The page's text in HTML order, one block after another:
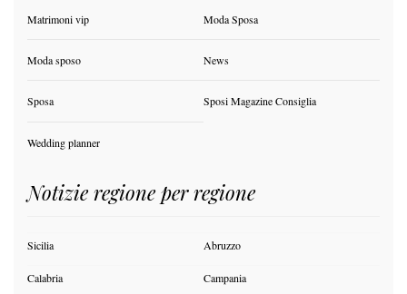
Matrimoni vip Moda Sposa
Moda sposo News
Sposa Sposi Magazine Consiglia
Wedding planner
Notizie regione per regione
Sicilia Abruzzo
Calabria Campania